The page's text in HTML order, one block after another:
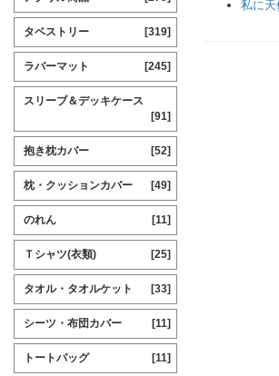
私に天
タペストリー [319]
ラバーマット [245]
スリーブ＆デッキケース
[91]
抱き枕カバー [52]
枕・クッションカバー [49]
のれん [11]
Ｔシャツ(衣類) [25]
タオル・タオルケット [33]
シーツ・布団カバー [11]
トートバッグ [11]